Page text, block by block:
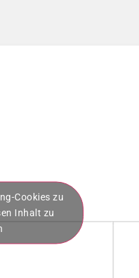
Cookies zu
Inhalt zu